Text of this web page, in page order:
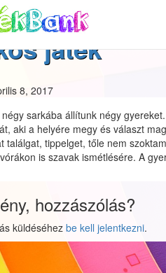
játék
8, 2017
sarkába állítunk négy
aki a helyére megy és választ
találgat, tippelget, tőle nem
is szavak ismétlésére. A
hozzászólás?
küldéséhez be kell jelentkezni.